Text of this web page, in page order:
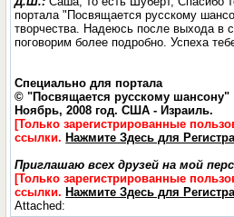
портала "Посвящается русскому
творчества. Надеюсь после выхода в
поговорим более подробно. Успеха
Специально для портала
© "Посвящается русскому шансону"
Ноябрь, 2008 год. США - Израиль.
[Только зарегистрированные
ссылки. Нажмите Здесь для
Приглашаю всех друзей на мой
[Только зарегистрированные
ссылки. Нажмите Здесь для
Attached: